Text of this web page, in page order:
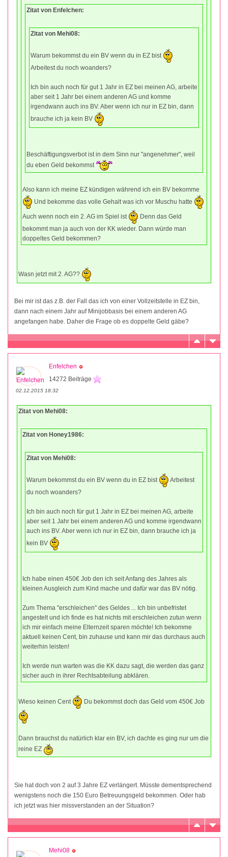
Zitat von Enfelchen:
Zitat von Mehi08:
Warum bekommst du ein BV wenn du in EZ bist
Arbeitest du noch woanders?
Ich bin auch noch für gut 1 Jahr in EZ bei meinen AG, arbeite
aber seit 1 Jahr bei einem anderen AG und komme
irgendwann auch ins BV. Aber wenn ich nur in EZ bin, dann
brauche ich ja kein BV
Beschäftigungsverbot ist in dem Sinn nur "angenehmer", weil
du eben Geld bekommst
Also kann ich meine EZ kündigen während ich ein BV bekomme
Und bekomme das volle Gehalt was ich vor Muschu hatte
Auch wenn noch ein 2. AG im Spiel ist
Denn das Geld
bekommt man ja auch von der KK wieder. Dann würde man
doppeltes Geld bekommen?
Wasn jetzt mit 2. AG??
Bei mir ist das z.B. der Fall das ich von einer Vollzeitstelle in EZ bin,
dann nach einem Jahr auf Minijobbasis bei einem anderen AG
angefangen habe. Daher die Frage ob es doppelte Geld gäbe?
Enfelchen
14272 Beiträge
02.12.2015 18:32
Zitat von Mehi08:
Zitat von Honey1986:
Zitat von Mehi08:
Warum bekommst du ein BV wenn du in EZ bist
Arbeitest
du noch woanders?
Ich bin auch noch für gut 1 Jahr in EZ bei meinen AG, arbeite
aber seit 1 Jahr bei einem anderen AG und komme irgendwann
auch ins BV. Aber wenn ich nur in EZ bin, dann brauche ich ja
kein BV
Ich habe einen 450€ Job den ich seit Anfang des Jahres als
kleinen Ausgleich zum Kind mache und dafür war das BV nötig.
Zum Thema "erschleichen" des Geldes ... Ich bin unbefristet
angestelt und ich finde es hat nichts mit erschleichen zutun wenn
ich mir einfach meine Elternzeit sparen möchte! Ich bekomme
aktuell keinen Cent, bin zuhause und kann mir das durchaus auch
weiterhin leisten!
Ich werde nun warten was die KK dazu sagt, die werden das ganz
sicher auch in ihrer Rechtsabteilung abklären.
Wieso keinen Cent Du bekommst doch das Geld vom 450€ Job
Dann brauchst du natürlich klar ein BV, ich dachte es ging nur um die
reine EZ
Sie hat doch von 2 auf 3 Jahre EZ verlängert. Müsste dementsprechend
wenigstens noch die 150 Euro Betreuungsgeld bekommen. Oder hab
ich jetzt was hier missverstanden an der Situation?
Mehi08